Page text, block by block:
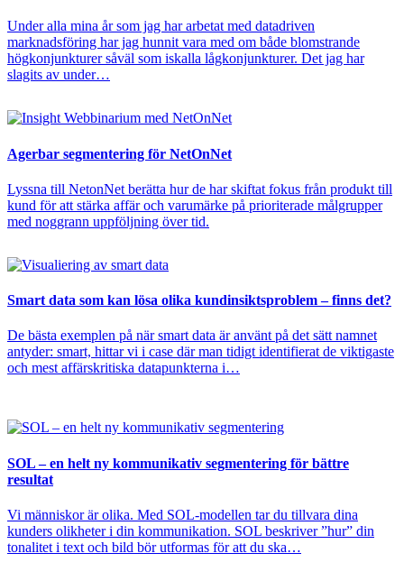
Under alla mina år som jag har arbetat med datadriven
marknadsföring har jag hunnit vara med om både blomstrande
högkonjunkturer såväl som iskalla lågkonjunkturer. Det jag har
slagits av under…
Agerbar segmentering för NetOnNet
Lyssna till NetonNet berätta hur de har skiftat fokus från produkt till
kund för att stärka affär och varumärke på prioriterade målgrupper
med noggrann uppföljning över tid.
Smart data som kan lösa olika kundinsiktsproblem – finns det?
De bästa exemplen på när smart data är använt på det sätt namnet
antyder: smart, hittar vi i case där man tidigt identifierat de viktigaste
och mest affärskritiska datapunkterna i…
SOL – en helt ny kommunikativ segmentering för bättre
resultat
Vi människor är olika. Med SOL-modellen tar du tillvara dina
kunders olikheter i din kommunikation. SOL beskriver ”hur” din
tonalitet i text och bild bör utformas för att du ska…